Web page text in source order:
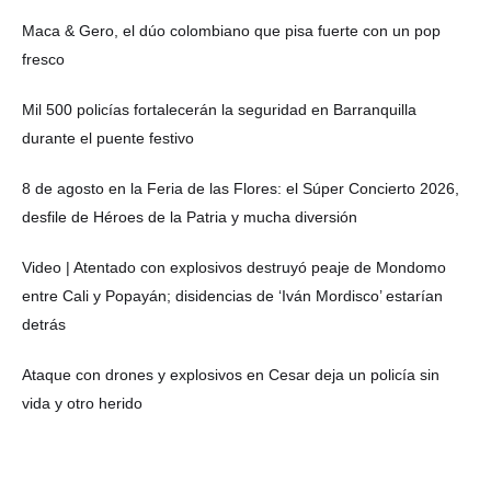
Maca & Gero, el dúo colombiano que pisa fuerte con un pop
fresco
Mil 500 policías fortalecerán la seguridad en Barranquilla
durante el puente festivo
8 de agosto en la Feria de las Flores: el Súper Concierto 2026,
desfile de Héroes de la Patria y mucha diversión
Video | Atentado con explosivos destruyó peaje de Mondomo
entre Cali y Popayán; disidencias de ‘Iván Mordisco’ estarían
detrás
Ataque con drones y explosivos en Cesar deja un policía sin
vida y otro herido